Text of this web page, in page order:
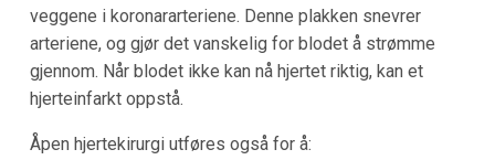
veggene i koronararteriene. Denne plakken snevrer
arteriene, og gjør det vanskelig for blodet å strømme
gjennom. Når blodet ikke kan nå hjertet riktig, kan et
hjerteinfarkt oppstå.
Åpen hjertekirurgi utføres også for å: